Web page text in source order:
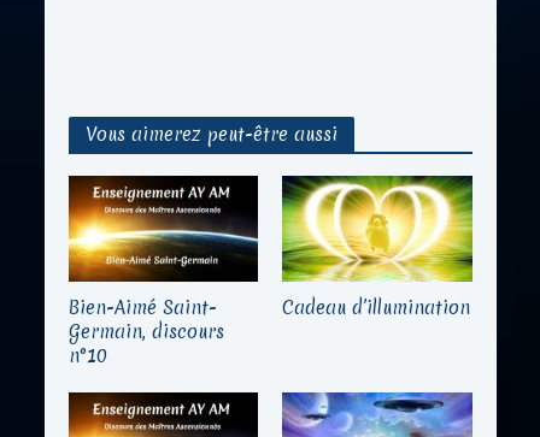
Vous aimerez peut-être aussi
Bien-Aimé Saint-
Germain, discours
n°10
Cadeau d’illumination